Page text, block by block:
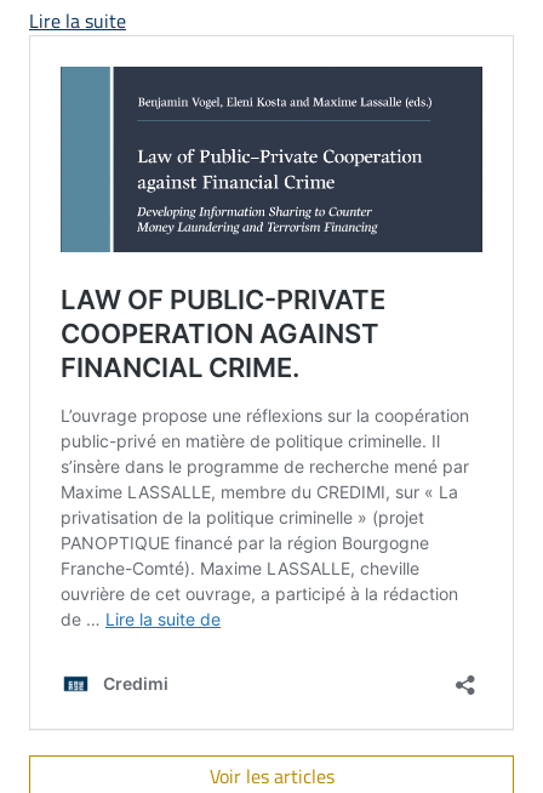
Lire la suite:
PUBLIC
PRIVATE
COOPERATION
AGAINST
FINANCIAL
CRIME
Voir les articles